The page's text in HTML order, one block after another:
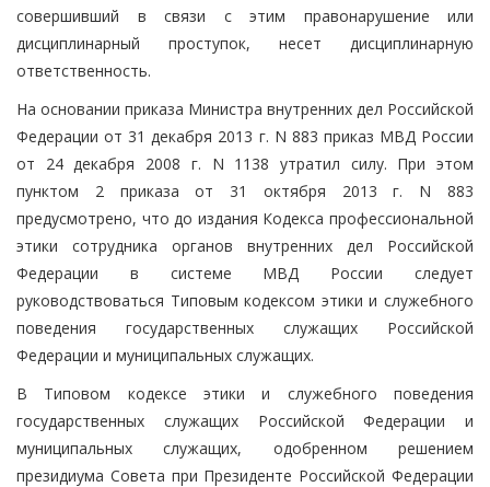
совершивший в связи с этим правонарушение или
дисциплинарный проступок, несет дисциплинарную
ответственность.
На основании приказа Министра внутренних дел Российской
Федерации от 31 декабря 2013 г. N 883 приказ МВД России
от 24 декабря 2008 г. N 1138 утратил силу. При этом
пунктом 2 приказа от 31 октября 2013 г. N 883
предусмотрено, что до издания Кодекса профессиональной
этики сотрудника органов внутренних дел Российской
Федерации в системе МВД России следует
руководствоваться Типовым кодексом этики и служебного
поведения государственных служащих Российской
Федерации и муниципальных служащих.
В Типовом кодексе этики и служебного поведения
государственных служащих Российской Федерации и
муниципальных служащих, одобренном решением
президиума Совета при Президенте Российской Федерации